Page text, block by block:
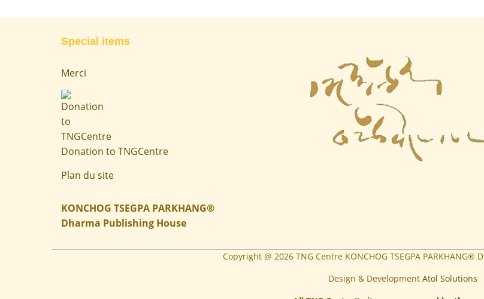
Special items
Merci
Donation to TNGCentre
Plan du site
KONCHOG TSEGPA PARKHANG®
Dharma Publishing House
Copyright @ 2026 TNG Centre KONCHOG TSEGPA
Design & Development Atol Solutions